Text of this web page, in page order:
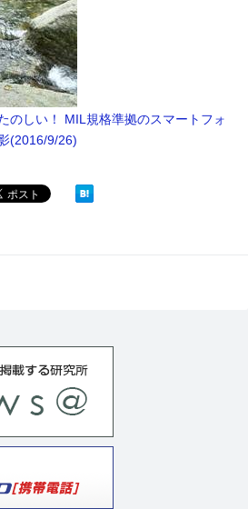
のしい！ MIL規格準拠のスマートフォ
(2016/9/26)